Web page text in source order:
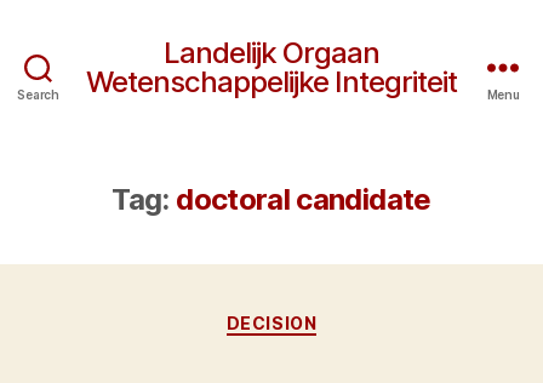
Search
Landelijk Orgaan
Wetenschappelijke Integriteit
Menu
Tag: doctoral candidate
Categories
DECISION